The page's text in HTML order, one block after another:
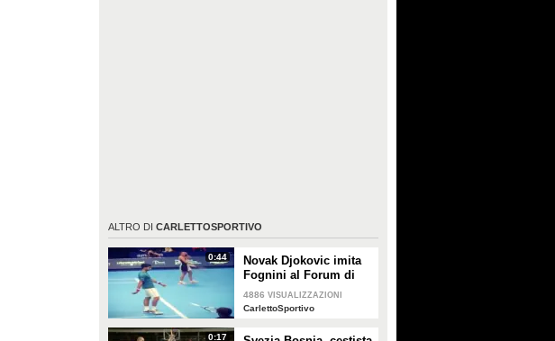
ALTRO DI CARLETTOSPORTIVO
0:44
Novak Djokovic imita
Fognini al Forum di
Assago: Flavia
Pennetta ride divertita
4886 VISUALIZZAZIONI
CarlettoSportivo
0:17